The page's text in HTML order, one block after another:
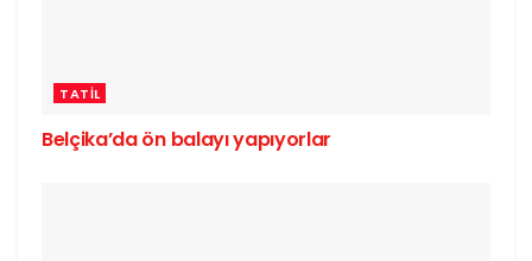
TATIL
Belçika’da ön balayı yapıyorlar